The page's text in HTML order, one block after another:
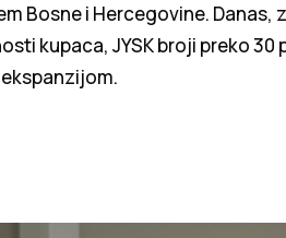
Bosne i Hercegovine.
kupaca, JYSK broji preko